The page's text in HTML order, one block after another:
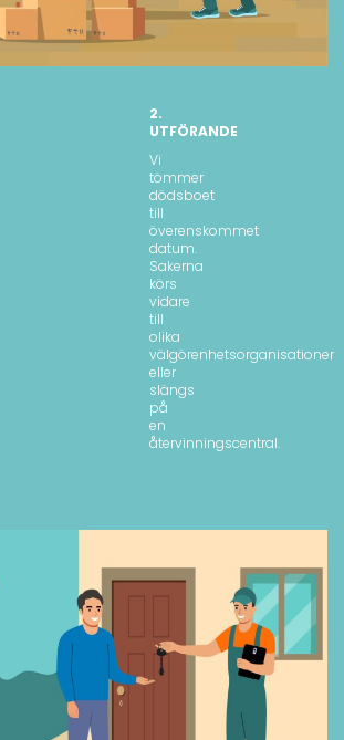
2.
UTFÖRANDE
Vi
tömmer
dödsboet
till
överenskommet
datum.
Sakerna
körs
vidare
till
olika
välgörenhetsorganisationer
eller
slängs
på
en
återvinningscentral.